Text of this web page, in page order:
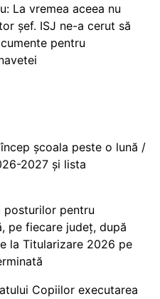
La vremea aceea nu
șef. ISJ ne-a cerut să
pentru
școala peste o lună /
2027 și lista
posturilor pentru
pe fiecare județ, după
la Titularizare 2026 pe
Copiilor executarea